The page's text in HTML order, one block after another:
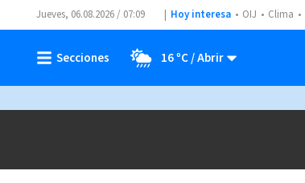
Jueves, 06.08.2026 / 07:09 Hoy interesa OIJ Clima
16 ºC